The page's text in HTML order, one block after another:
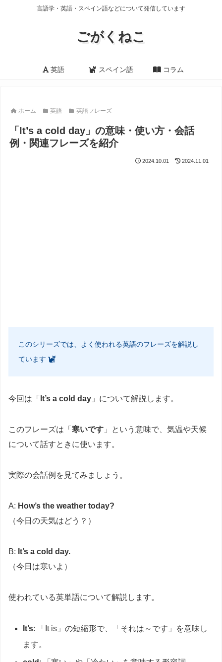
言語学・英語・スペイン語などについて発信しています
ごがくねこ
英語 スペイン語 コラム
ホーム 英語 英語フレーズ
「It’s a cold day」の意味・使い方・会話
例・関連フレーズを紹介
2024.10.01 2024.11.01
このシリーズでは、よく使われる英語のフレーズを解説し
ています
今回は「 It’s a cold day 」について解説します。
このフレーズは「 寒いです 」という意味で、気温や天候
について話すときに使います。
実際の会話例を見てみましょう。
A: How’s the weather today?
（今日の天気はどう？）
B: It’s a cold day.
（今日は寒いよ）
使われている英単語について解説します。
It’s: 「It is」の短縮形で、「それは～です」を意味し
ます。